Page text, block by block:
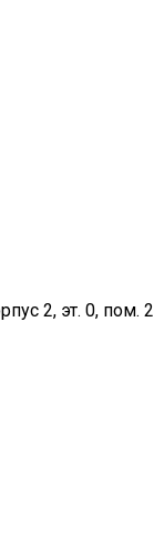
2, эт. 0, пом. 2